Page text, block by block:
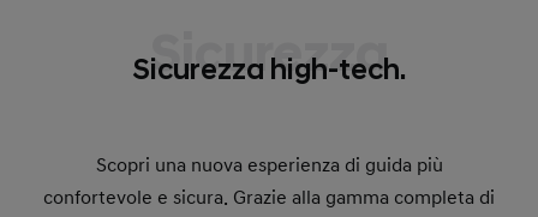
Sicurezza
Sicurezza high-tech.
Scopri una nuova esperienza di guida più
confortevole e sicura. Grazie alla gamma completa di